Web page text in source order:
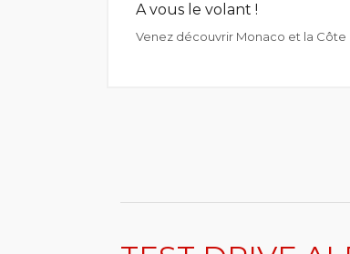
A vous le volant !
Venez découvrir Monaco et la